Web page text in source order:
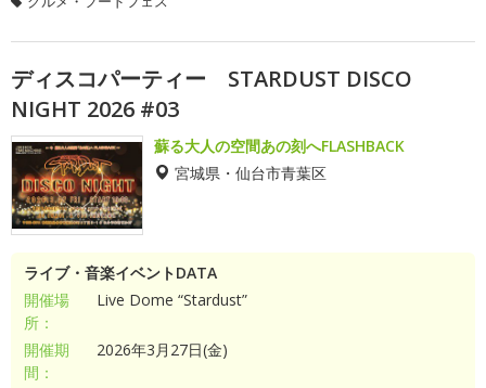
ディスコパーティー STARDUST DISCO
NIGHT 2026 #03
蘇る大人の空間あの刻へFLASHBACK
宮城県・仙台市青葉区
ライブ・音楽イベントDATA
開催場
所：
Live Dome “Stardust”
開催期
間：
2026年3月27日(金)